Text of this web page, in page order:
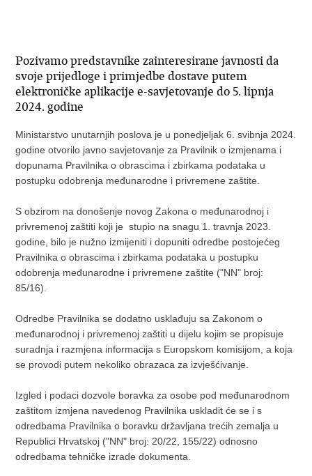
Pozivamo predstavnike zainteresirane javnosti da
svoje prijedloge i primjedbe dostave putem
elektroničke aplikacije e-savjetovanje do 5. lipnja
2024. godine
Ministarstvo unutarnjih poslova je u ponedjeljak 6. svibnja 2024.
godine otvorilo javno savjetovanje za Pravilnik o izmjenama i
dopunama Pravilnika o obrascima i zbirkama podataka u
postupku odobrenja međunarodne i privremene zaštite.
S obzirom na donošenje novog Zakona o međunarodnoj i
privremenoj zaštiti koji je stupio na snagu 1. travnja 2023.
godine, bilo je nužno izmijeniti i dopuniti odredbe postojećeg
Pravilnika o obrascima i zbirkama podataka u postupku
odobrenja međunarodne i privremene zaštite ("NN" broj:
85/16).
Odredbe Pravilnika se dodatno usklađuju sa Zakonom o
međunarodnoj i privremenoj zaštiti u dijelu kojim se propisuje
suradnja i razmjena informacija s Europskom komisijom, a koja
se provodi putem nekoliko obrazaca za izvješćivanje.
Izgled i podaci dozvole boravka za osobe pod međunarodnom
zaštitom izmjena navedenog Pravilnika uskladit će se i s
odredbama Pravilnika o boravku državljana trećih zemalja u
Republici Hrvatskoj ("NN" broj: 20/22, 155/22) odnosno
odredbama tehničke izrade dokumenta.